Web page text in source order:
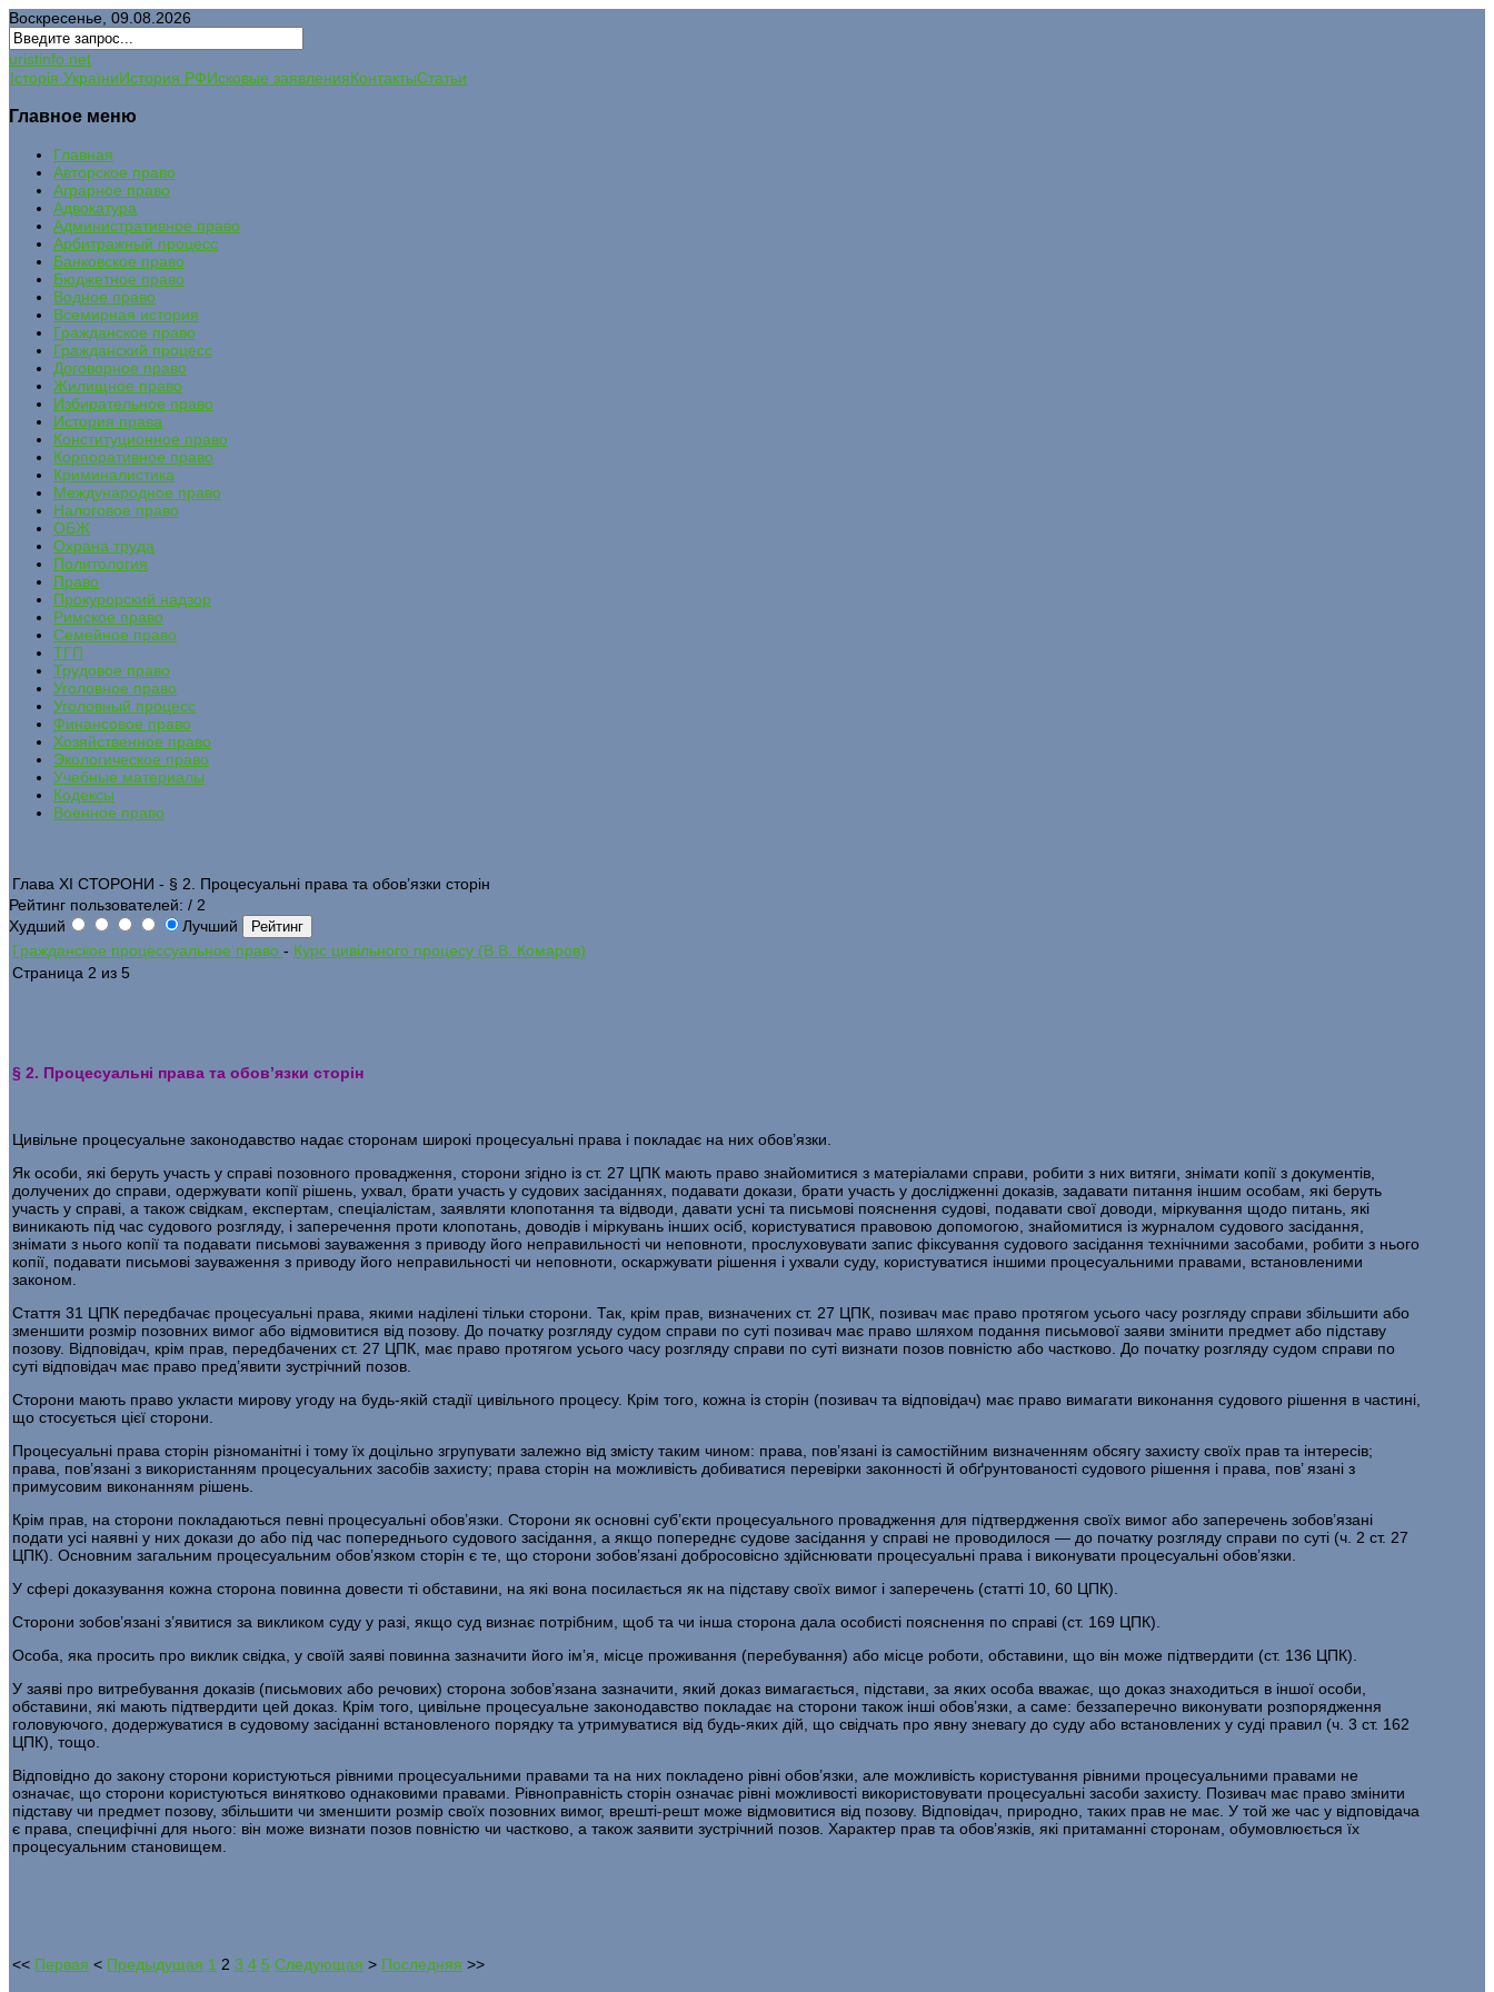
Воскресенье, 09.08.2026
uristinfo.net
Історія УкраїниИстория РФИсковые заявленияКонтактыСтатьи
Главное меню
Главная
Авторское право
Аграрное право
Адвокатура
Административное право
Арбитражный процесс
Банковское право
Бюджетное право
Водное право
Всемирная история
Гражданское право
Гражданский процесс
Договорное право
Жилищное право
Избирательное право
История права
Конституционное право
Корпоративное право
Криминалистика
Международное право
Налоговое право
ОБЖ
Охрана труда
Политология
Право
Прокурорский надзор
Римское право
Семейное право
ТГП
Трудовое право
Уголовное право
Уголовный процесс
Финансовое право
Хозяйственное право
Экологическое право
Учебные материалы
Кодексы
Военное право
Глава ХІ СТОРОНИ - § 2. Процесуальні права та обов’язки сторін
Рейтинг пользователей: / 2
Худший
Лучший
Гражданское процессуальное право - Курс цивільного процесу (В.В. Комаров)
Страница 2 из 5
§ 2. Процесуальні права та обов’язки сторін
Цивільне процесуальне законодавство надає сторонам широкі про­цесуальні права і покладає на них обов’язки.
Як особи, які беруть участь у справі позовного провадження, сто­рони згідно із ст. 27 ЦПК мають право знайомитися з матеріалами справи, робити з них витяги, знімати копії з документів,
долучених до справи, одержувати копії рішень, ухвал, брати участь у судових засі­даннях, подавати докази, брати участь у дослідженні доказів, задавати питання іншим особам, які беруть
участь у справі, а також свідкам, експертам, спеціалістам, заявляти клопотання та відводи, давати усні та письмові пояснення судові, подавати свої доводи, міркування щодо питань, які
виникають під час судового розгляду, і заперечення проти клопотань, доводів і міркувань інших осіб, користуватися правовою допомогою, знайомитися із журналом судового засідання,
знімати з нього копії та подавати письмові зауваження з приводу його непра­вильності чи неповноти, прослуховувати запис фіксування судового засідання технічними засобами, робити з нього
копії, подавати пись­мові зауваження з приводу його неправильності чи неповноти, оскар­жувати рішення і ухвали суду, користуватися іншими процесуальними правами, встановленими
законом.
Стаття 31 ЦПК передбачає процесуальні права, якими наділені тільки сторони. Так, крім прав, визначених ст. 27 ЦПК, позивач має право протягом усього часу розгляду справи збільшити або
зменшити розмір позовних вимог або відмовитися від позову. До початку роз­гляду судом справи по суті позивач має право шляхом подання пись­мової заяви змінити предмет або підставу
позову. Відповідач, крім прав, передбачених ст. 27 ЦПК, має право протягом усього часу розгляду справи по суті визнати позов повністю або частково. До початку роз­гляду судом справи по
суті відповідач має право пред’явити зустрічний позов.
Сторони мають право укласти мирову угоду на будь-якій стадії цивільного процесу. Крім того, кожна із сторін (позивач та відповідач) має право вимагати виконання судового рішення в частині,
що стосу­ється цієї сторони.
Процесуальні права сторін різноманітні і тому їх доцільно згрупу­вати залежно від змісту таким чином: права, пов’язані із самостійним визначенням обсягу захисту своїх прав та інтересів;
права, пов’язані з використанням процесуальних засобів захисту; права сторін на мож­ливість добиватися перевірки законності й обґрунтованості судового рішення і права, пов’ язані з
примусовим виконанням рішень.
Крім прав, на сторони покладаються певні процесуальні обов’язки. Сторони як основні суб’єкти процесуального провадження для під­твердження своїх вимог або заперечень зобов’язані
подати усі наявні у них докази до або під час попереднього судового засідання, а якщо попереднє судове засідання у справі не проводилося — до початку роз­гляду справи по суті (ч. 2 ст. 27
ЦПК). Основним загальним процесуаль­ним обов’язком сторін є те, що сторони зобов’язані добросовісно здій­снювати процесуальні права і виконувати процесуальні обов’язки.
У сфері доказування кожна сторона повинна довести ті обставини, на які вона посилається як на підставу своїх вимог і заперечень (стат­ті 10, 60 ЦПК).
Сторони зобов’язані з’явитися за викликом суду у разі, якщо суд визнає потрібним, щоб та чи інша сторона дала особисті пояснення по справі (ст. 169 ЦПК).
Особа, яка просить про виклик свідка, у своїй заяві повинна зазна­чити його ім’я, місце проживання (перебування) або місце роботи, обставини, що він може підтвердити (ст. 136 ЦПК).
У заяві про витребування доказів (письмових або речових) сторона зобов’язана зазначити, який доказ вимагається, підстави, за яких осо­ба вважає, що доказ знаходиться в іншої особи,
обставини, які мають підтвердити цей доказ. Крім того, цивільне процесуальне законодавство покладає на сторони також інші обов’язки, а саме: беззаперечно ви­конувати розпорядження
головуючого, додержуватися в судовому за­сіданні встановленого порядку та утримуватися від будь-яких дій, що свідчать про явну зневагу до суду або встановлених у суді правил (ч. 3 ст. 162
ЦПК), тощо.
Відповідно до закону сторони користуються рівними процесуаль­ними правами та на них покладено рівні обов’язки, але можливість користування рівними процесуальними правами не
означає, що сторо­ни користуються винятково однаковими правами. Рівноправність сторін означає рівні можливості використовувати процесуальні засоби захисту. Позивач має право змінити
підставу чи предмет позову, збіль­шити чи зменшити розмір своїх позовних вимог, врешті-решт може відмовитися від позову. Відповідач, природно, таких прав не має. У той же час у відповідача
є права, специфічні для нього: він може визнати позов повністю чи частково, а також заявити зустрічний позов. Харак­тер прав та обов’язків, які притаманні сторонам, обумовлюється їх
процесуальним становищем.
<< Первая < Предыдущая 1 2 3 4 5 Следующая > Последняя >>